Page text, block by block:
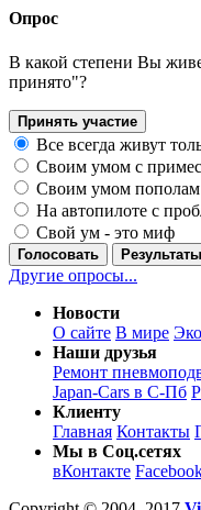
Опрос
В какой степени Вы
принято"?
Принять участие
Все всегда живут
Своим умом с
Своим умом пополам
На автопилоте с
Свой ум - это миф
Голосовать Результаты
Другие опросы...
Новости
О сайте В мире
Наши друзья
Ремонт
Japan-Cars в С-Пб
Клиенту
Главная Контакты
Мы в Соц.сетях
вКонтакте